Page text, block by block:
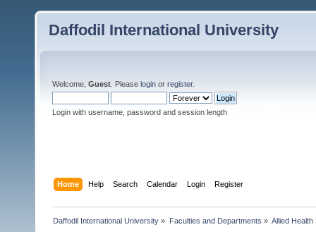
Daffodil International University
Welcome, Guest . Please login or register.
Login with username, password and session length
Home Help Search Calendar Login Register
Daffodil International University » Faculties and Departments » Allied Health